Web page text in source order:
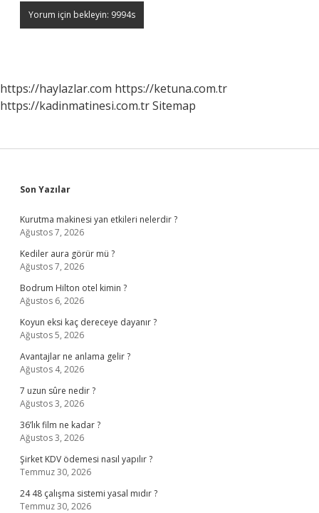
https://haylazlar.com https://ketuna.com.tr
https://kadinmatinesi.com.trSitemap
Sidebar
Son Yazılar
Kurutma makinesi yan etkileri nelerdir ?
Ağustos 7, 2026
Kediler aura görür mü ?
Ağustos 7, 2026
Bodrum Hilton otel kimin ?
Ağustos 6, 2026
Koyun eksi kaç dereceye dayanır ?
Ağustos 5, 2026
Avantajlar ne anlama gelir ?
Ağustos 4, 2026
7 uzun sûre nedir ?
Ağustos 3, 2026
36’lık film ne kadar ?
Ağustos 3, 2026
Şirket KDV ödemesi nasıl yapılır ?
Temmuz 30, 2026
24 48 çalışma sistemi yasal mıdır ?
Temmuz 30, 2026